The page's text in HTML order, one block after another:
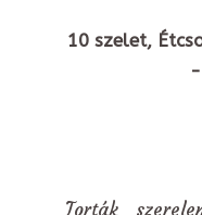
10 szelet,
Torták